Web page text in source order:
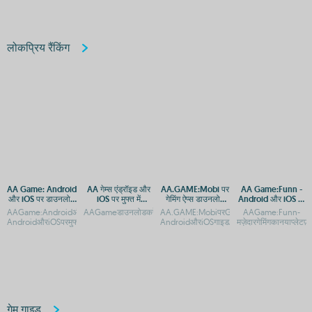
लोकप्रिय रैंकिंग
AA Game: Android
और iOS पर डाउनलोड
और एक्सेस गाइड
AAGame:AndroidऔरiOSपरडाउनलोडऔरएक्सेसगाइडAAGame:Andr-
AndroidऔरiOSपरमुफ्तडाउनलोडAAगेम्सएंड
AA गेम्स एंड्रॉइड और
iOS पर मुफ्त में
डाउनलोड करें
AA.GAME:Mobi पर
गेमिंग ऐप्स डाउनलोड
करें - Android और
iOS के लिए एक्सेस
AA Game:Funn -
Android और iOS पर
मज़ेदार गेमिंग अनुभव
AAGame:Funn-
गेम गाइड